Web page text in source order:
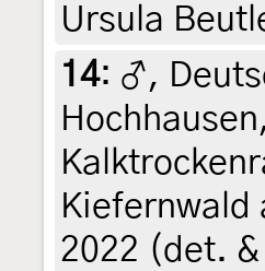
Ursula
14: ♂,
Kiefernwald
2022 (det.